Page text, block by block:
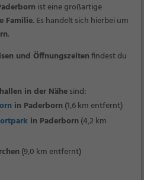
ist eine großartige
Familie. Es handelt sich hierbei um
.
und Öffnungszeitenfindest du
in der Nähesind:
in Paderborn (1,6 km entfernt)
in Paderborn (4,2 km
(9,0 km entfernt)